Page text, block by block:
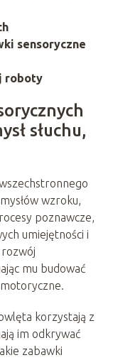
sensoryczne
roboty
słuchu,
wzroku,
poznawcze,
umiejętności i
rozwój
mu budować
korzystają z
im odkrywać
zabawki